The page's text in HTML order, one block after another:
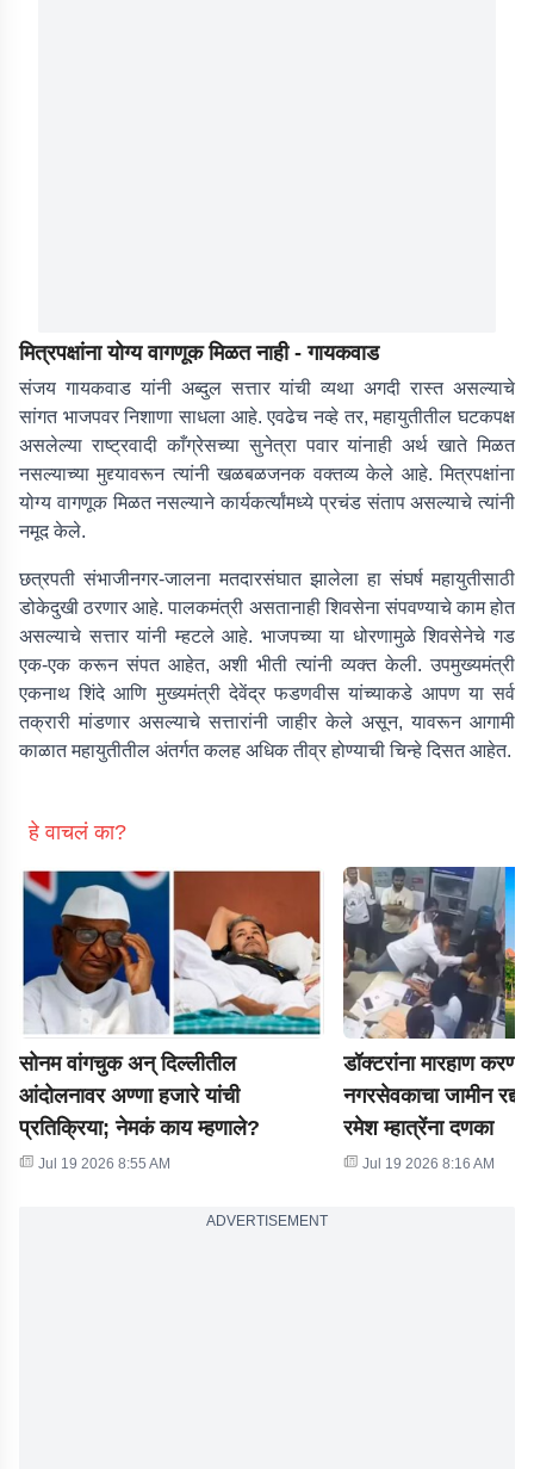
मित्रपक्षांना योग्य वागणूक मिळत नाही - गायकवाड
संजय गायकवाड यांनी अब्दुल सत्तार यांची व्यथा अगदी रास्त असल्याचे
सांगत भाजपवर निशाणा साधला आहे. एवढेच नव्हे तर, महायुतीतील घटकपक्ष
असलेल्या राष्ट्रवादी काँग्रेसच्या सुनेत्रा पवार यांनाही अर्थ खाते मिळत
नसल्याच्या मुद्द्यावरून त्यांनी खळबळजनक वक्तव्य केले आहे. मित्रपक्षांना
योग्य वागणूक मिळत नसल्याने कार्यकर्त्यांमध्ये प्रचंड संताप असल्याचे त्यांनी
नमूद केले.
छत्रपती संभाजीनगर-जालना मतदारसंघात झालेला हा संघर्ष महायुतीसाठी
डोकेदुखी ठरणार आहे. पालकमंत्री असतानाही शिवसेना संपवण्याचे काम होत
असल्याचे सत्तार यांनी म्हटले आहे. भाजपच्या या धोरणामुळे शिवसेनेचे गड
एक-एक करून संपत आहेत, अशी भीती त्यांनी व्यक्त केली. उपमुख्यमंत्री
एकनाथ शिंदे आणि मुख्यमंत्री देवेंद्र फडणवीस यांच्याकडे आपण या सर्व
तक्रारी मांडणार असल्याचे सत्तारांनी जाहीर केले असून, यावरून आगामी
काळात महायुतीतील अंतर्गत कलह अधिक तीव्र होण्याची चिन्हे दिसत आहेत.
हे वाचलं का?
सोनम वांगचुक अन् दिल्लीतील
आंदोलनावर अण्णा हजारे यांची
प्रतिक्रिया; नेमकं काय म्हणाले?
Jul 19 2026 8:55 AM
डॉक्टरांना मारहाण
नगरसेवकाचा जामीन रद्द,
रमेश म्हात्रेंना दणका
Jul 19 2026 8:16 AM
ADVERTISEMENT